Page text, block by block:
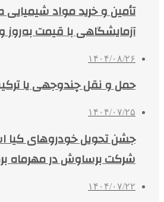
تأمین و خرید مواد
آزمایشگاهی با قیمت
۱۴۰۴/۰۸/۲۶
حمل و نقل چندوجهی یا
۱۴۰۴/۰۷/۲۵
جشن تحویل خودروهای کیا
شرکت برساوش در مهرماه
۱۴۰۴/۰۷/۲۲